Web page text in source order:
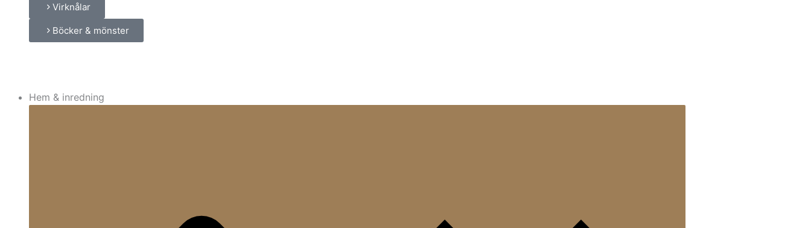
Virknålar
Böcker & mönster
Hem & inredning